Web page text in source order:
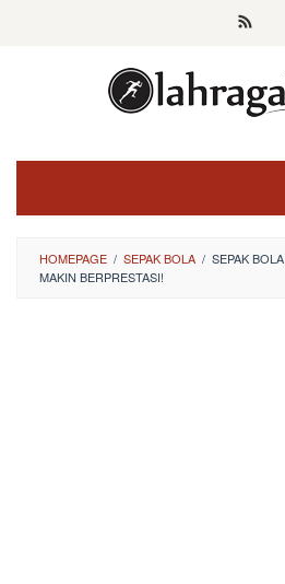
HOMEPAGE / SEPAK BOLA / SEPAK
MAKIN BERPRESTASI!